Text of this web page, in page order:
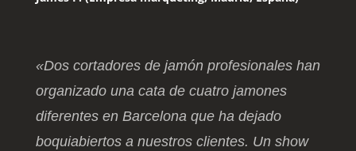
«Dos cortadores de jamón profesionales han
organizado una cata de cuatro jamones
diferentes en Barcelona que ha dejado
boquiabiertos a nuestros clientes. Un show